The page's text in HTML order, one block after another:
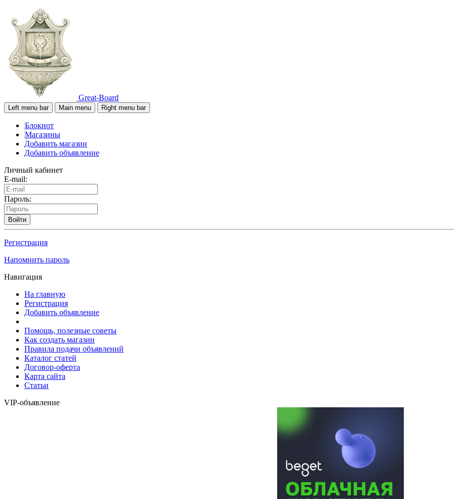
Great-Board
Left menu bar Main menu Right menu bar
Блокнот
Магазины
Добавить магазин
Добавить объявление
Личный кабинет
E-mail:
Пароль:
Войти
Регистрация
Напомнить пароль
Навигация
На главную
Регистрация
Добавить объявление
Помощь, полезные советы
Как создать магазин
Правила подачи объявлений
Каталог статей
Договор-оферта
Карта сайта
Статьи
VIP-объявление